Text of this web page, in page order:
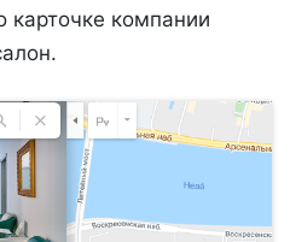
карточке компании